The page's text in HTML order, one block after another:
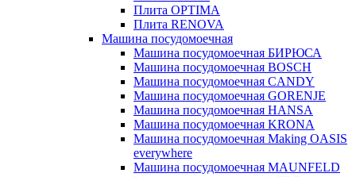
Плита OPTIMA
Плита RENOVA
Машина посудомоечная
Машина посудомоечная БИРЮСА
Машина посудомоечная BOSCH
Машина посудомоечная CANDY
Машина посудомоечная GORENJE
Машина посудомоечная HANSA
Машина посудомоечная KRONA
Машина посудомоечная Making OASIS
everywhere
Машина посудомоечная MAUNFELD